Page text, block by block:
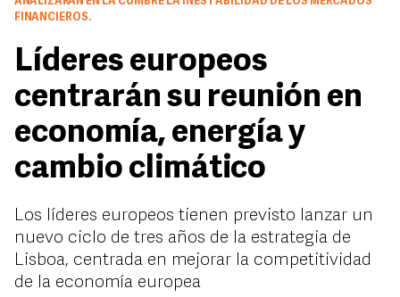
FINANCIEROS.
Líderes europeos
centrarán su reunión en
economía, energía y
cambio climático
Los líderes europeos tienen previsto lanzar un
nuevo ciclo de tres años de la estrategia de
Lisboa, centrada en mejorar la competitividad
de la economía europea